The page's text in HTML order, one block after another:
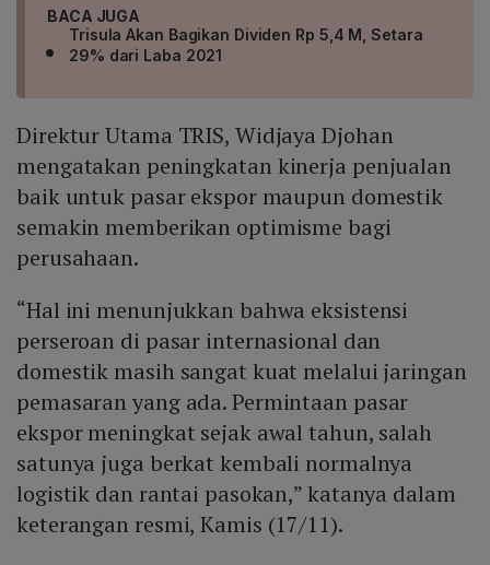
BACA JUGA
Trisula Akan Bagikan Dividen Rp 5,4 M, Setara
29% dari Laba 2021
Direktur Utama TRIS, Widjaya Djohan
mengatakan peningkatan kinerja penjualan
baik untuk pasar ekspor maupun domestik
semakin memberikan optimisme bagi
perusahaan.
“Hal ini menunjukkan bahwa eksistensi
perseroan di pasar internasional dan
domestik masih sangat kuat melalui jaringan
pemasaran yang ada. Permintaan pasar
ekspor meningkat sejak awal tahun, salah
satunya juga berkat kembali normalnya
logistik dan rantai pasokan,” katanya dalam
keterangan resmi, Kamis (17/11).